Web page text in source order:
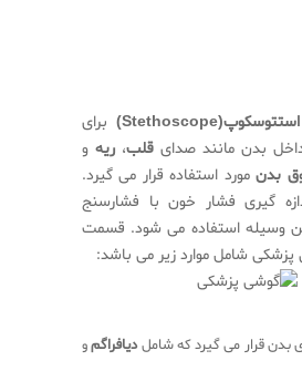
استتوسکوپ(Stethoscope)
برای
بدن مانند صدای قلب، ریه و
بدنمورد استفاده قرار می گیرد.
گیری فشار خون با فشارسنج
وسیله استفاده می شود. قسمت
شامل موارد زیر می باشد:
بدن قرار می گیرد که شاملدیافراگمو